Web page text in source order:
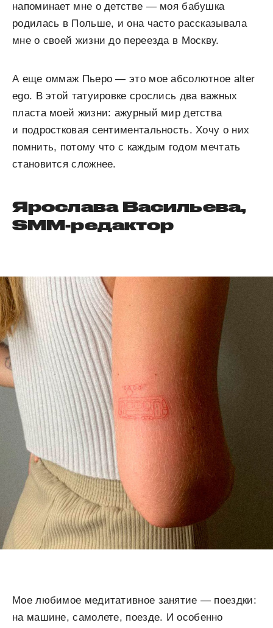
напоминает мне о детстве — моя бабушка
родилась в Польше, и она часто рассказывала
мне о своей жизни до переезда в Москву.
А еще оммаж Пьеро — это мое абсолютное alter
ego. В этой татуировке срослись два важных
пласта моей жизни: ажурный мир детства
и подростковая сентиментальность. Хочу о них
помнить, потому что с каждым годом мечтать
становится сложнее.
Ярослава Васильева,
SMM-редактор
Мое любимое медитативное занятие — поездки:
на машине, самолете, поезде. И особенно